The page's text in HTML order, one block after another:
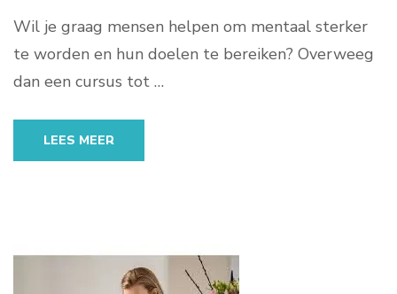
Wil je graag mensen helpen om mentaal sterker
te worden en hun doelen te bereiken? Overweeg
dan een cursus tot …
LEES MEER